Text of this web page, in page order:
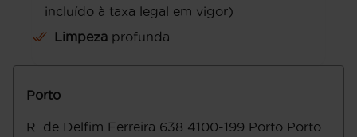
incluído à taxa legal em vigor)
Limpeza profunda
Porto
R. de Delfim Ferreira 638 4100-199 Porto Porto